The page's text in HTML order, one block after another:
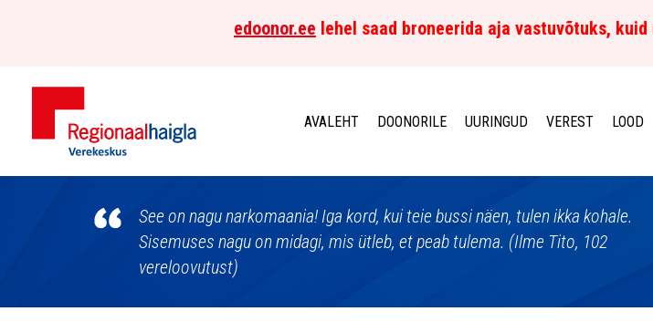
edoonor.ee lehel saad broneerida aja vastuvõtuks,
Põhja-
Regionaalhaigla
Verekeskus
AVALEHT DOONORILE UURINGUD VEREST LOOD
See on nagu narkomaania! Iga kord, kui teie bussi näen, tulen ikka kohale.
Sisemuses nagu on midagi, mis ütleb, et peab tulema. (Ilme Tito, 102
vereloovutust)